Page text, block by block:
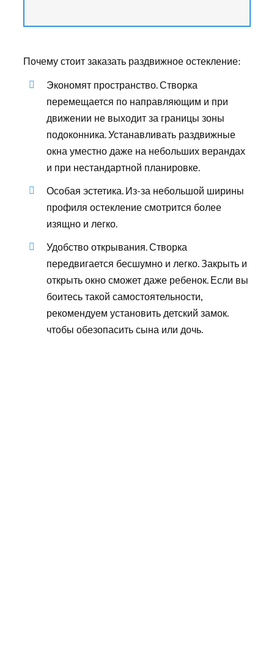
Почему стоит заказать раздвижное остекление:
Экономят пространство. Створка
перемещается по направляющим и при
движении не выходит за границы зоны
подоконника. Устанавливать раздвижные
окна уместно даже на небольших верандах
и при нестандартной планировке.
Особая эстетика. Из-за небольшой ширины
профиля остекление смотрится более
изящно и легко.
Удобство открывания. Створка
передвигается бесшумно и легко. Закрыть и
открыть окно сможет даже ребенок. Если вы
боитесь такой самостоятельности,
рекомендуем установить детский замок.
чтобы обезопасить сына или дочь.